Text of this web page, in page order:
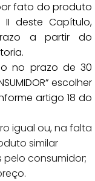
fato do produto
deste Capítulo,
a partir do
no prazo de 30
escolher
artigo 18 do
ou, na falta
similar
consumidor;